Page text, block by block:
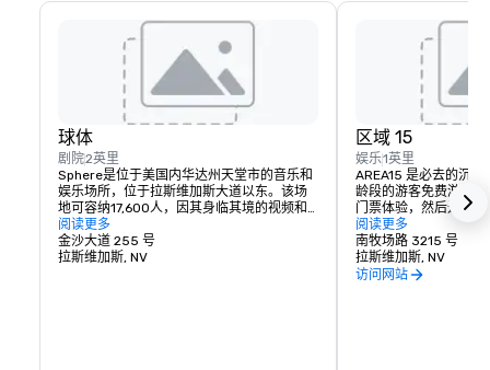
球体
剧院2英里
Sphere是位于美国内华达州天堂市的音乐和
娱乐场所，位于拉斯维加斯大道以东。该场
地可容纳17,600人，因其身临其境的视频和
音频功能而上市，其中包括16K分辨率的环绕
式内部LED屏幕、采用波束成形和波场合成技
术的扬声器以及4D物理效果。该场地的外部
阅读更多
金沙大道 255 号
拉斯维加斯, NV
区域 15
娱乐1英里
AREA15 是必去的沉
龄段的游客免费游览
门票体验，然后进入
和景点、活动和娱乐
AREA15
阅读更多
南牧场路 3215 号
拉斯维加斯, NV
访问网站